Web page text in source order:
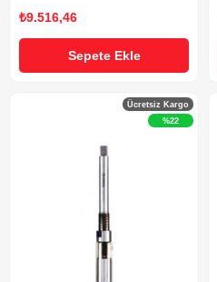
₺9.516,46
Sepete Ekle
Ücretsiz Kargo
%22